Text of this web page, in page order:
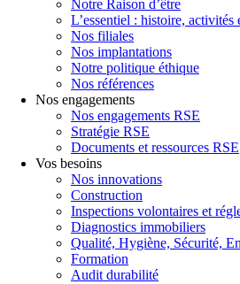
Notre Raison d’être
L’essentiel : histoire, activités
Nos filiales
Nos implantations
Notre politique éthique
Nos références
Nos engagements
Nos engagements RSE
Stratégie RSE
Documents et ressources RSE
Vos besoins
Nos innovations
Construction
Inspections volontaires et
Diagnostics immobiliers
Qualité, Hygiène, Sécurité,
Formation
Audit durabilité